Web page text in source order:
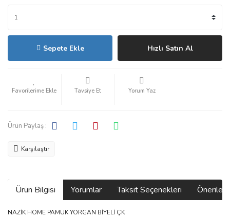
Sepete Ekle Hızlı Satın Al
Tavsiye Et Yorum Yaz
Ürün Paylaş :
Karşılaştır
Ürün Bilgisi Yorumlar Taksit Seçenekleri
NAZİK HOME PAMUK YORGAN BİYELİ ÇK